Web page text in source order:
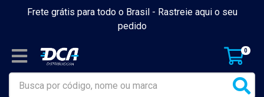
Frete grátis para todo o Brasil - Rastreie aqui o seu
pedido
0